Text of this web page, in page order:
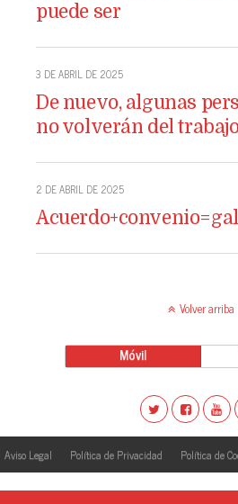
puede ser
3 DE ABRIL DE 2025
De nuevo, algunas
no volverán del
2 DE ABRIL DE 2025
Volver arriba
Móvil
Aviso Legal Política de Privacidad Política de